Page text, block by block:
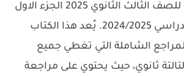
الثانوي 2025 الجزء الاول
، الخاص بالعام الدراسي 2024/2025. يُعد هذا الكتاب
الشاملة التي تغطي جميع
ثانوي، حيث يحتوي على مراجعة